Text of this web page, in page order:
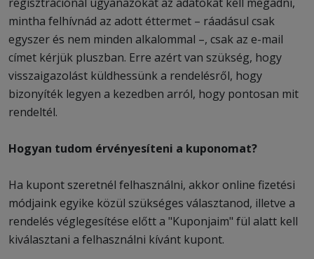
mintha felhívnád az adott éttermet – ráadásul csak
egyszer és nem minden alkalommal –, csak az e-mail
címet kérjük pluszban. Erre azért van szükség, hogy
visszaigazolást küldhessünk a rendelésről, hogy
bizonyíték legyen a kezedben arról, hogy pontosan mit
rendeltél.
Hogyan tudom érvényesíteni a kuponomat?
Ha kupont szeretnél felhasználni, akkor online fizetési
módjaink egyike közül szükséges választanod, illetve a
rendelés véglegesítése előtt a "Kuponjaim" fül alatt kell
kiválasztani a felhasználni kívánt kupont.